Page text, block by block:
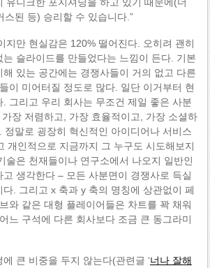
스된 등) 승리할 수 있습니다.”
지만 현실감은 120% 떨어진다. 오히려 괜히
슬라이드를 만들었다는 느낌이 든다. 기본
있는 공간에는 경쟁사들이 거의 없고 다른
이 미어터질 정도로 많다. 일단 이거부터 현
그리고 우리 회사는 무조건 제일 좋은 사분
장 저렴하고, 가장 효율적이고, 가장 소셜하
정말로 굉장히 혁신적인 아이디어나 서비스
개인적으로 지금까지 그 누구도 시도해보지
술은 천재들이나 연구소에서 나오지 일반인
생각한다 – 모든 사분면이 경쟁사로 득실
. 그리고 x 축과 y 축의 명칭에 상관없이 페
와 같은 대형 플레이어들은 차트를 꽉 채워
느 구석에 다른 회사보다 조금 큰 동그라미
큰 비중을 두지 않는다(관련글 ‘너나 잘해